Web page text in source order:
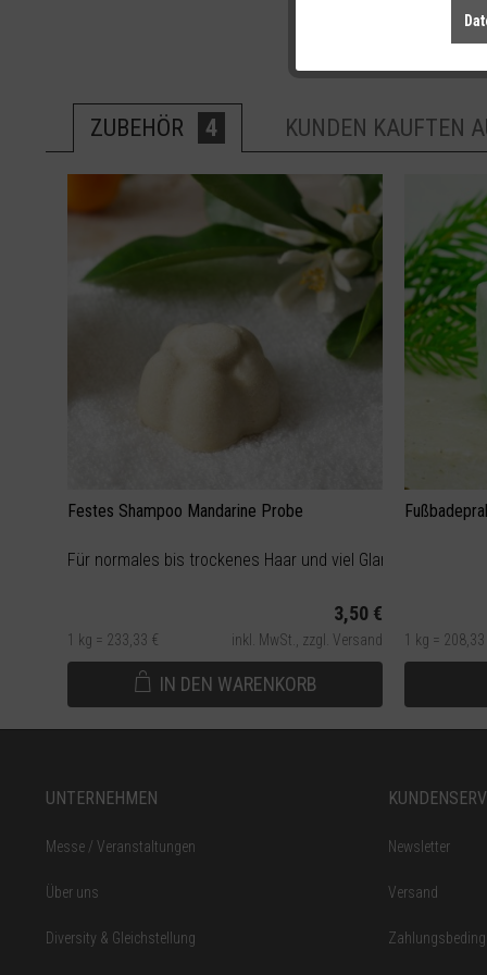
ZUBEHÖR 4 KUNDEN KAUFTEN
Festes Shampoo Mandarine Probe
Für normales bis trockenes Haar und viel Glanz
3,50 €
1 kg = 233,33 € inkl. MwSt., zzgl. Versand
IN DEN WARENKORB
1 kg = 208,33
UNTERNEHMEN
Messe / Veranstaltungen
Über uns
Diversity & Gleichstellung
Newsletter
Versand